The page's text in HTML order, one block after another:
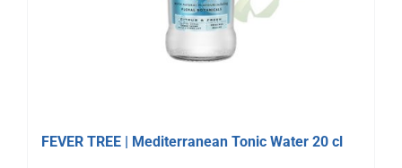
FEVER TREE | Mediterranean Tonic Water 20 cl